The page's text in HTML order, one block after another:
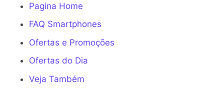
Pagina Home
FAQ Smartphones
Ofertas e Promoções
Ofertas do Dia
Veja Também